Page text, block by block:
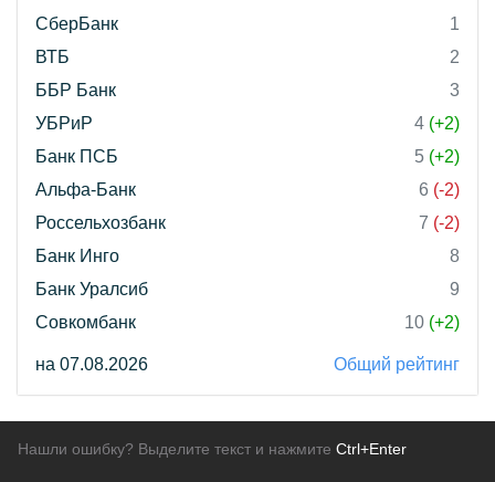
СберБанк
1
ВТБ
2
ББР Банк
3
УБРиР
4 (+2)
Банк ПСБ
5 (+2)
Альфа-Банк
6 (-2)
Россельхозбанк
7 (-2)
Банк Инго
8
Банк Уралсиб
9
Совкомбанк
10 (+2)
на 07.08.2026 Общий рейтинг
Нашли ошибку? Выделите текст и нажмите Ctrl+Enter